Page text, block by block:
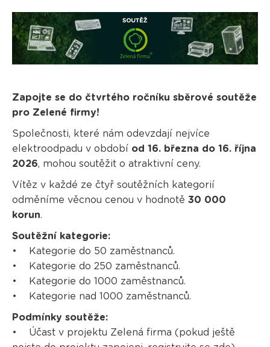
Zapojte se do čtvrtého ročníku sběrové soutěže
pro Zelené firmy!
Společnosti, které nám odevzdají nejvíce
elektroodpadu v období od 16. března do 16. října
2026, mohou soutěžit o atraktivní ceny.
Vítěz v každé ze čtyř soutěžních kategorií
odměníme věcnou cenou v hodnotě 30 000
korun.
Soutěžní kategorie:
• Kategorie do 50 zaměstnanců.
• Kategorie do 250 zaměstnanců.
• Kategorie do 1000 zaměstnanců.
• Kategorie nad 1000 zaměstnanců.
Podmínky soutěže:
• Účast v projektu Zelená firma (pokud ještě